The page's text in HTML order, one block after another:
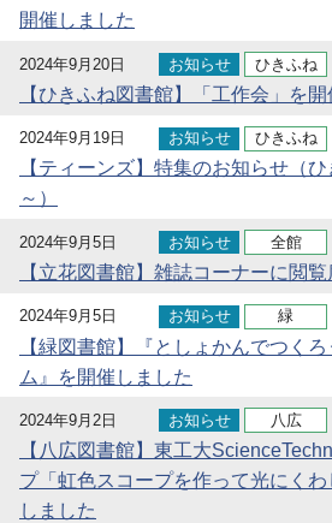
開催しました
2024年9月20日 お知らせ ひきふね
【ひきふね図書館】「工作会」を
2024年9月19日 お知らせ ひきふね
【ティーンズ】特集のお知らせ（
～）
2024年9月5日 お知らせ 全館
【立花図書館】雑誌コーナーに閲
2024年9月5日 お知らせ 緑
【緑図書館】『としょかんでつく
ム』を開催しました
2024年9月2日 お知らせ 八広
【八広図書館】東工大
プ「虹色スコープを作って光にく
しました